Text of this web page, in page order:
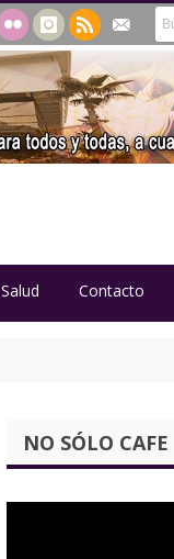
Salud Contacto
NO SÓLO CAFE